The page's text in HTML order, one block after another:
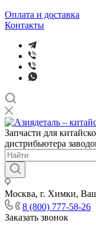
Оплата и доставка
Контакты
Запчасти для
дистрибьютера
Москва, г. Химки,
8 (800) 777-58-26
Заказать звонок